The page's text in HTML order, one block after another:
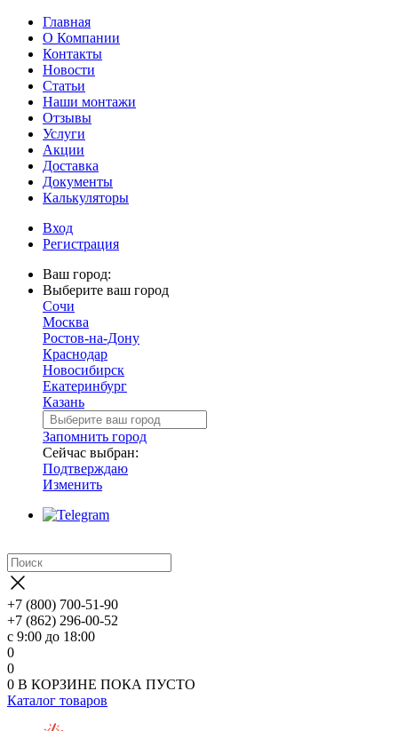
Главная
О Компании
Контакты
Новости
Статьи
Наши монтажи
Отзывы
Услуги
Акции
Доставка
Документы
Калькуляторы
Вход
Регистрация
Ваш город:
Выберите ваш город
Сочи
Москва
Ростов-на-Дону
Краснодар
Новосибирск
Екатеринбург
Казань
Запомнить город
Сейчас выбран:
Подтверждаю
Изменить
+7 (800) 700-51-90
+7 (862) 296-00-52
с 9:00 до 18:00
0
0
0 В КОРЗИНЕ ПОКА ПУСТО
Каталог товаров